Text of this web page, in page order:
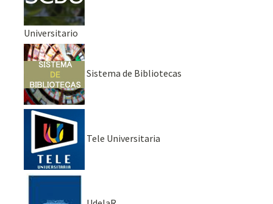
Universitario
Sistema de Bibliotecas
Tele Universitaria